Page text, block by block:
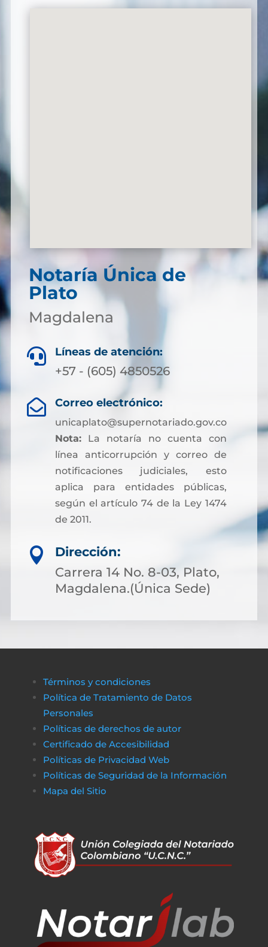
Notaría Única de
Plato
Magdalena
 Líneas de atención:
+57 - (605) 4850526
 Correo electrónico:
unicaplato@supernotariado.gov.co
Nota:La notaría no cuenta con
línea anticorrupción y correo de
notificaciones judiciales, esto
aplica para entidades públicas,
según el artículo 74 de la Ley 1474
de 2011.

Dirección:
Carrera 14 No. 8-03, Plato,
Magdalena.(Única Sede)
Términos y condiciones
Política de Tratamiento de Datos
Personales
Políticas de derechos de autor
Certificado de Accesibilidad
Políticas de Privacidad Web
Políticas de Seguridad de la Información
Mapa del Sitio